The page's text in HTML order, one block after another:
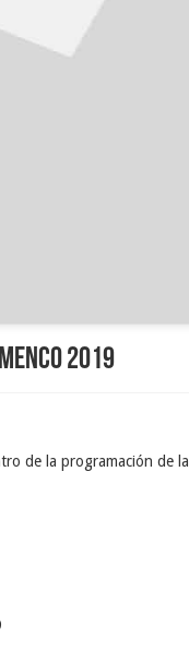
2019
de la programación de la